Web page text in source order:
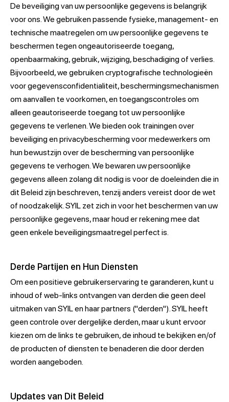
De beveiliging van uw persoonlijke gegevens is belangrijk
voor ons. We gebruiken passende fysieke, management- en
technische maatregelen om uw persoonlijke gegevens te
beschermen tegen ongeautoriseerde toegang,
openbaarmaking, gebruik, wijziging, beschadiging of verlies.
Bijvoorbeeld, we gebruiken cryptografische technologieën
voor gegevensconfidentialiteit, beschermingsmechanismen
om aanvallen te voorkomen, en toegangscontroles om
alleen geautoriseerde toegang tot uw persoonlijke
gegevens te verlenen. We bieden ook trainingen over
beveiliging en privacybescherming voor medewerkers om
hun bewustzijn over de bescherming van persoonlijke
gegevens te verhogen. We bewaren uw persoonlijke
gegevens alleen zolang dit nodig is voor de doeleinden die in
dit Beleid zijn beschreven, tenzij anders vereist door de wet
of noodzakelijk. SYIL zet zich in voor het beschermen van uw
persoonlijke gegevens, maar houd er rekening mee dat
geen enkele beveiligingsmaatregel perfect is.
Derde Partijen en Hun Diensten
Om een positieve gebruikerservaring te garanderen, kunt u
inhoud of web-links ontvangen van derden die geen deel
uitmaken van SYIL en haar partners ("derden"). SYIL heeft
geen controle over dergelijke derden, maar u kunt ervoor
kiezen om de links te gebruiken, de inhoud te bekijken en/of
de producten of diensten te benaderen die door derden
worden aangeboden.
Updates van Dit Beleid